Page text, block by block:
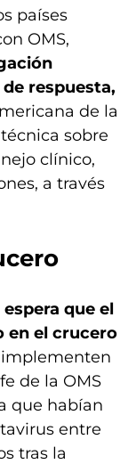
países
OMS,
respuesta,
de la
sobre
clínico,
a través
espera que el
en el crucero
de la OMS
que habían
entre
tras la